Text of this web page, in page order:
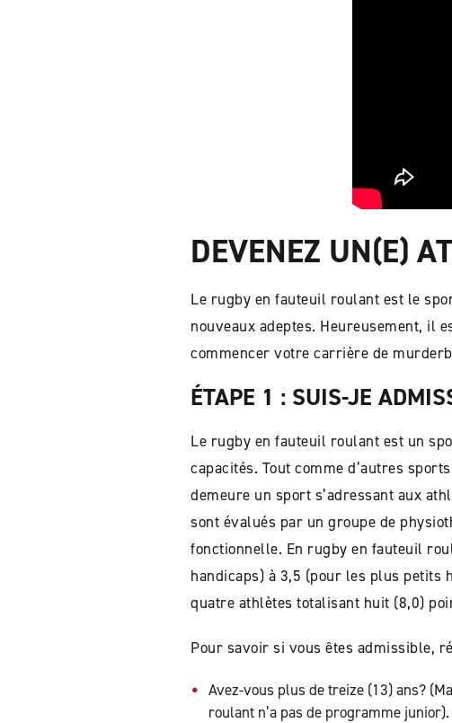
DEVENEZ UN(E)
Le rugby en fauteuil roulant est le
nouveaux adeptes. Heureusement, il
commencer votre carrière de
ÉTAPE 1 : SUIS-JE
Le rugby en fauteuil roulant est un
capacités. Tout comme d’autres
demeure un sport s’adressant aux
sont évalués par un groupe de
fonctionnelle. En rugby en fauteuil
handicaps) à 3,5 (pour les plus petits
quatre athlètes totalisant huit (8,0)
Pour savoir si vous êtes admissible,
Avez-vous plus de treize (13) ans?
roulant n’a pas de programme junior).